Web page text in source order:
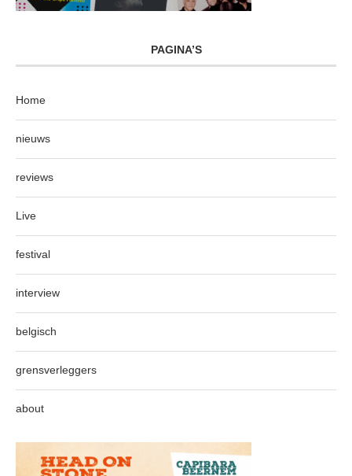
PAGINA’S
Home
nieuws
reviews
Live
festival
interview
belgisch
grensverleggers
about